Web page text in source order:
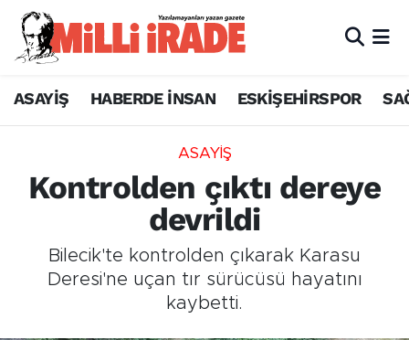
ASAYİŞ HABERDE İNSAN ESKİŞEHİRSPOR
ASAYİŞ
Kontrolden çıktı dereye
devrildi
Bilecik'te kontrolden çıkarak Karasu
Deresi'ne uçan tır sürücüsü hayatını
kaybetti.